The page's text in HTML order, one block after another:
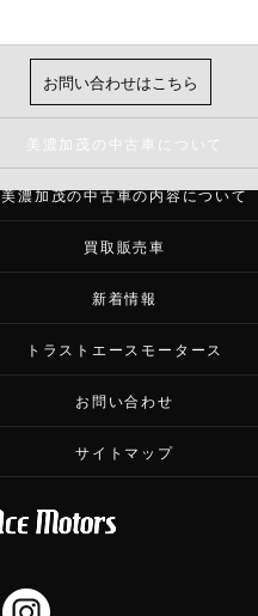
お問い合わせはこちら
美濃加茂の中古車について
美濃加茂の中古車の内容について
買取販売車
新着情報
トラストエースモータース
お問い合わせ
サイトマップ